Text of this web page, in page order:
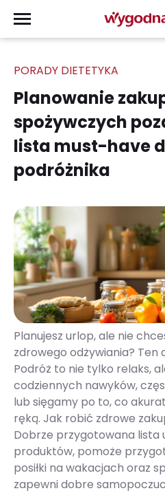
PORADY DIETETYKA
Planowanie
spożywczych
lista must-have
podróżnika
Planujesz urlop, ale nie
zdrowego odżywiania? Ten
Podróż to nie tylko relaks,
codziennych nawyków,
lub sięgamy po to, co
ręką. Jak robić zdrowe
Dobrze przygotowana lista
produktów, pomoże
posiłki na wakacjach oraz
zapewni dobre